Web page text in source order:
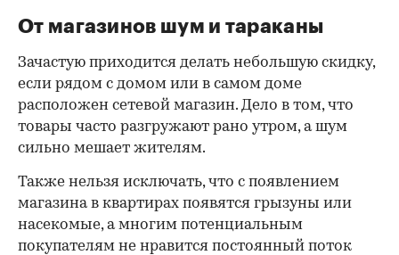
От магазинов шум и тараканы
Зачастую приходится делать небольшую скидку,
если рядом с домом или в самом доме
расположен сетевой магазин. Дело в том, что
товары часто разгружают рано утром, а шум
сильно мешает жителям.
Также нельзя исключать, что с появлением
магазина в квартирах появятся грызуны или
насекомые, а многим потенциальным
покупателям не нравится постоянный поток